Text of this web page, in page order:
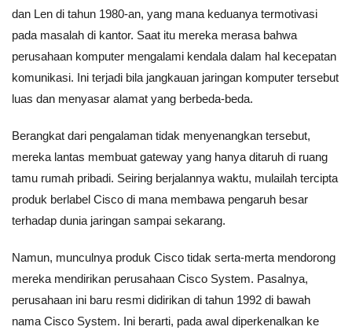
dan Len di tahun 1980-an, yang mana keduanya termotivasi
pada masalah di kantor. Saat itu mereka merasa bahwa
perusahaan komputer mengalami kendala dalam hal kecepatan
komunikasi. Ini terjadi bila jangkauan jaringan komputer tersebut
luas dan menyasar alamat yang berbeda-beda.
Berangkat dari pengalaman tidak menyenangkan tersebut,
mereka lantas membuat gateway yang hanya ditaruh di ruang
tamu rumah pribadi. Seiring berjalannya waktu, mulailah tercipta
produk berlabel Cisco di mana membawa pengaruh besar
terhadap dunia jaringan sampai sekarang.
Namun, munculnya produk Cisco tidak serta-merta mendorong
mereka mendirikan perusahaan Cisco System. Pasalnya,
perusahaan ini baru resmi didirikan di tahun 1992 di bawah
nama Cisco System. Ini berarti, pada awal diperkenalkan ke